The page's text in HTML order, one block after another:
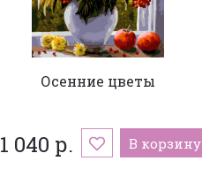
Осенние цветы
1 040 р. В корзину